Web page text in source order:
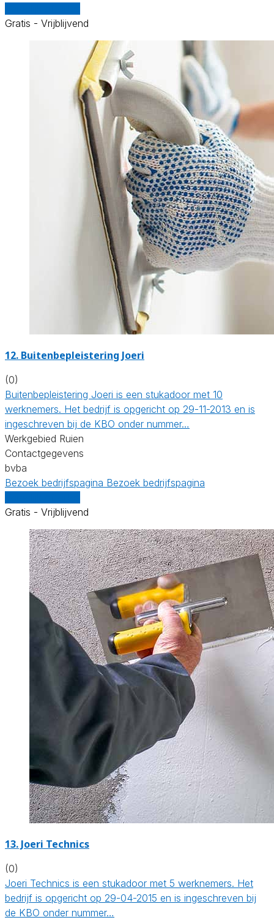
Gratis - Vrijblijvend
12. Buitenbepleistering Joeri
(0)
Buitenbepleistering Joeri is een stukadoor met 10
werknemers. Het bedrijf is opgericht op 29-11-2013 en is
ingeschreven bij de KBO onder nummer…
Werkgebied Ruien
Contactgegevens
bvba
Bezoek bedrijfspagina Bezoek bedrijfspagina
Gratis - Vrijblijvend
13. Joeri Technics
(0)
Joeri Technics is een stukadoor met 5 werknemers. Het
bedrijf is opgericht op 29-04-2015 en is ingeschreven bij
de KBO onder nummer…